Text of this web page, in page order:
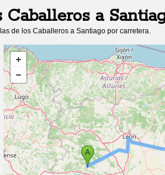
Caballeros a
de los Caballeros a Santiago por carretera.